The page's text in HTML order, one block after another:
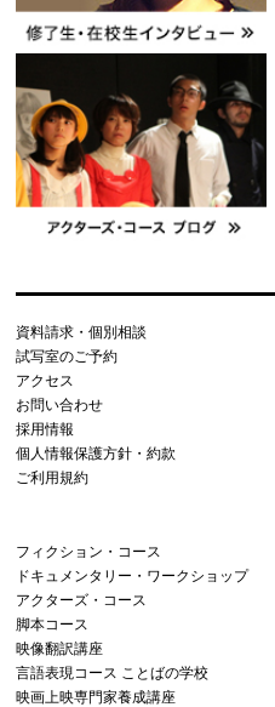
資料請求・個別相談
試写室のご予約
アクセス
お問い合わせ
採用情報
個人情報保護方針・約款
ご利用規約
フィクション・コース
ドキュメンタリー・ワークショップ
アクターズ・コース
脚本コース
映像翻訳講座
言語表現コース ことばの学校
映画上映専門家養成講座